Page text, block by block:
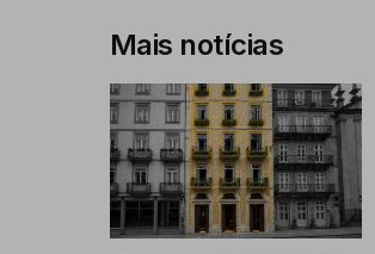
Mais notícias